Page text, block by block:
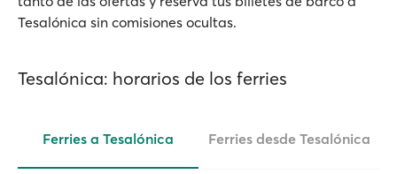
Tesalónica sin comisiones ocultas.
Tesalónica: horarios de los ferries
Ferries a Tesalónica Ferries desde Tesalónica